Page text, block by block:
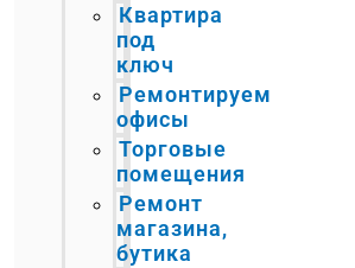
Квартира
под
ключ
Ремонтируем
офисы
Торговые
помещения
Ремонт
магазина,
бутика